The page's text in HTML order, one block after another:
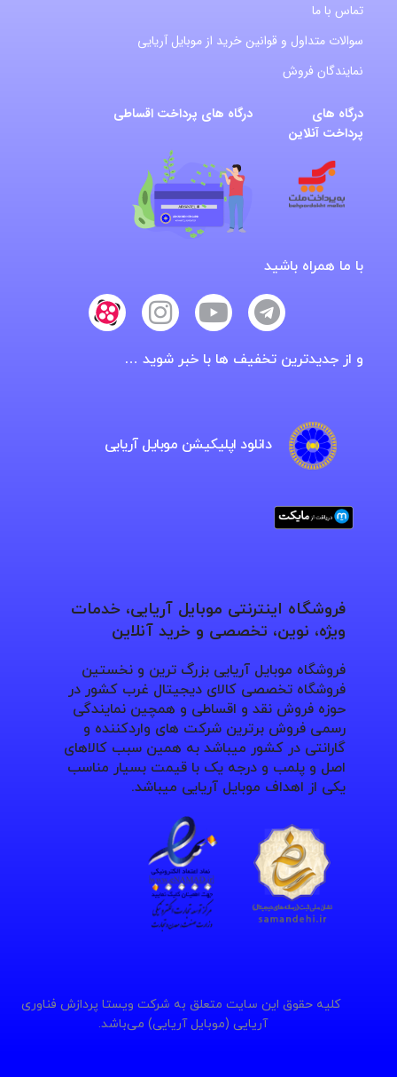
تماس با ما
سوالات متداول و قوانین خرید از موبایل آریایی
نمایندگان فروش
درگاه های
پرداخت آنلاین
درگاه های پرداخت اقساطی
با ما همراه باشید
و از جدیدترین تخفیف ها با خبر شوید …
دانلود اپلیکیشن موبایل آریایی
فروشگاه اینترنتی موبایل آریایی، خدمات
ویژه، نوین، تخصصی و خرید آنلاین
فروشگاه موبایل آریایی بزرگ ترین و نخستین
فروشگاه تخصصی کالای دیجیتال غرب کشور در
حوزه فروش نقد و اقساطی و همچین نمایندگی
رسمی فروش برترین شرکت های واردکننده و
گارانتی در کشور میباشد به همین سبب کالاهای
اصل و پلمب و درجه یک با قیمت بسیار مناسب
یکی از اهداف موبایل آریایی میباشد.
کلیه حقوق این سایت متعلق به شرکت ویستا پردازش فناوری
آریایی (موبایل آریایی) می‌باشد.